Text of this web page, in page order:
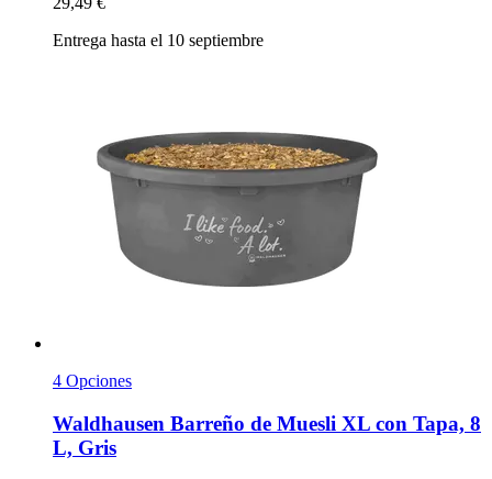
Entrega hasta el 10 septiembre
4 Opciones
Waldhausen Barreño de Muesli XL con Tapa, 8
L, Gris